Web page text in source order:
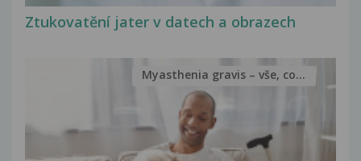
Ztukovatění jater v datech a obrazech
Myasthenia gravis – vše, co...